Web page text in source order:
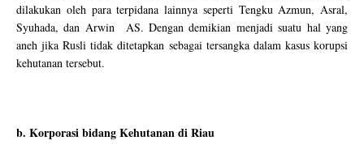
dilakukan oleh para terpidana lainnya seperti Tengku Azmun, Asral,
Syuhada, dan Arwin AS. Dengan demikian menjadi suatu hal yang
aneh jika Rusli tidak ditetapkan sebagai tersangka dalam kasus korupsi
kehutanan tersebut.
b. Korporasi bidang Kehutanan di Riau